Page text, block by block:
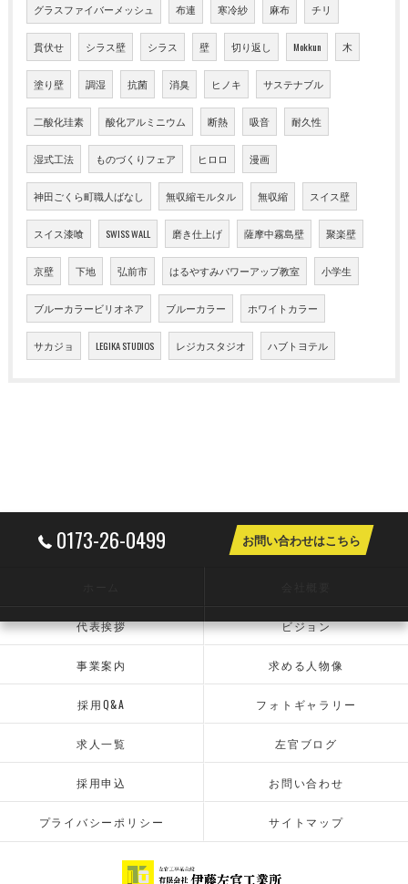
グラスファイバーメッシュ 布連 寒冷紗 麻布 チリ
貫伏せ シラス壁 シラス 壁 切り返し Mokkun 木
塗り壁 調湿 抗菌 消臭 ヒノキ サステナブル
二酸化珪素 酸化アルミニウム 断熱 吸音 耐久性
湿式工法 ものづくりフェア ヒロロ 漫画
神田ごくら町職人ばなし 無収縮モルタル 無収縮 スイス壁
スイス漆喰 SWISS WALL 磨き仕上げ 薩摩中霧島壁 聚楽壁
京壁 下地 弘前市 はるやすみパワーアップ教室 小学生
ブルーカラービリオネア ブルーカラー ホワイトカラー
サカジョ LEGIKA STUDIOS レジカスタジオ ハブトヨテル
0173-26-0499 お問い合わせはこちら
代表挨拶 ビジョン
事業案内 求める人物像
採用Q&A フォトギャラリー
求人一覧 左官ブログ
採用申込 お問い合わせ
プライバシーポリシー サイトマップ